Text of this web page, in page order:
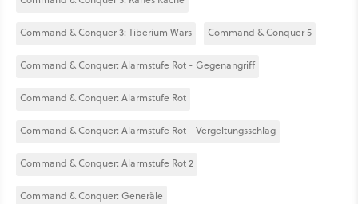
Command & Conquer 3: Tiberium Wars Command & Conquer 5
Command & Conquer: Alarmstufe Rot - Gegenangriff
Command & Conquer: Alarmstufe Rot
Command & Conquer: Alarmstufe Rot - Vergeltungsschlag
Command & Conquer: Alarmstufe Rot 2
Command & Conquer: Generäle